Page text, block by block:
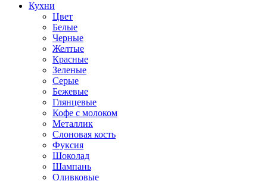
Кухни
Цвет
Белые
Черные
Желтые
Красные
Зеленые
Серые
Бежевые
Глянцевые
Кофе с молоком
Металлик
Слоновая кость
Фуксия
Шоколад
Шампань
Оливковые